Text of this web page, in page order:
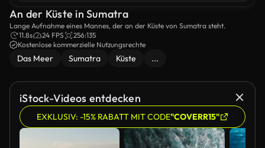
An der Küste in Sumatra
Lange Aufnahme eines Mannes, der an der Küste von Sumatra steht.
11.8s
24 FPS
256:135
Kostenlose kommerzielle Nutzungsrechte
Das Meer Sumatra Küste ...
iStock-Videos entdecken
EXKLUSIV: -15% RABATT MIT CODE"COVERR15"